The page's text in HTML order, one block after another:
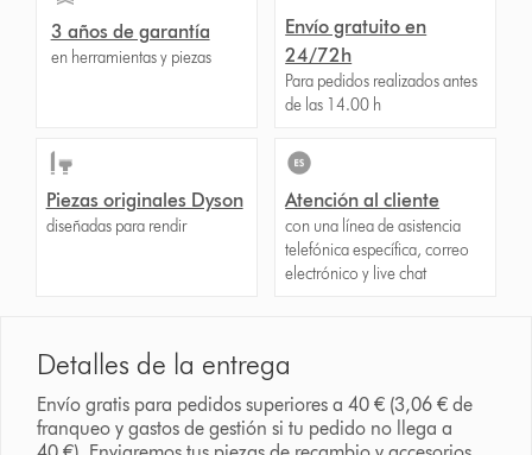
3 años de garantía
en herramientas y piezas
Envío gratuito en
24/72h
Para pedidos realizados antes
de las 14.00 h
Piezas originales Dyson
diseñadas para rendir
Atención al cliente
con una línea de asistencia
telefónica específica, correo
electrónico y live chat
Detalles de la entrega
Envío gratis para pedidos superiores a 40 € (3,06 € de
franqueo y gastos de gestión si tu pedido no llega a